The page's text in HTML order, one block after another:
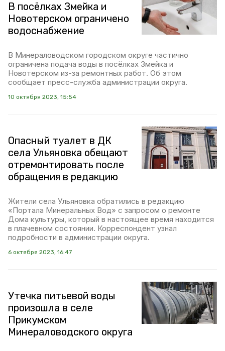
В посёлках Змейка и
Новотерском ограничено
водоснабжение
В Минераловодском городском округе частично
ограничена подача воды в посёлках Змейка и
Новотерском из-за ремонтных работ. Об этом
сообщает пресс-служба администрации округа.
10 октября 2023, 15:54
Опасный туалет в ДК
села Ульяновка обещают
отремонтировать после
обращения в редакцию
Жители села Ульяновка обратились в редакцию
«Портала Минеральных Вод» с запросом о ремонте
Дома культуры, который в настоящее время находится
в плачевном состоянии. Корреспондент узнал
подробности в администрации округа.
6 октября 2023, 16:47
Утечка питьевой воды
произошла в селе
Прикумском
Минераловодского округа